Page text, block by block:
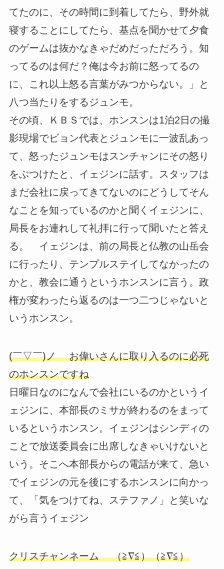
てたのに、その時間に到着してたら、野外就
寝することにしてたら、基点を聞かせて夕食
のゲームは抜かなきゃだめだっただろう。知
ってるのは何だ？俺は今お前に怒ってるの
に、これ以上怒る言葉がみつからない。」と
八つ当たりをするジュンモ。
その頃、ＫＢＳでは、ホンスンは1泊2日の撮
影現場でビョン代表とジュンモに一波乱あっ
て、怒ったジュンモはスンチャンにその怒り
をぶつけたと、イェジンに話す。スタッフは
まだ会社に戻ってきてないのにどうしてそん
なことを知っているのかと聞くイェジンに、
局長をお連れして礼拝に行って聞いたと答え
る。 イェジンは、前の局長と仏教の山岳会
に行ったり、テンプルステイしてなかったの
かと、教会に通うというホンスンに言う。政
権が変わったら返るのは一つ二つじゃないと
いうホンスン。
(￣▽￣)ノ お偉いさんに取り入るのに必死
のホンスンですね
日曜日なのになんで会社にいるのかというイ
ェジンに、本部長のミサが終わるのをまって
いるというホンスン。イェジンはシンディの
ことで放送委員会に出席しなきゃいけないと
いう。そこへ本部長からの電話が来て、急い
でイェジンの元を後にするホンスンに向かっ
て、「気をつけてね、ステファノ」と笑いな
がら言うイェジン
クリスチャンネーム （≧∇≦）（≧∇≦）